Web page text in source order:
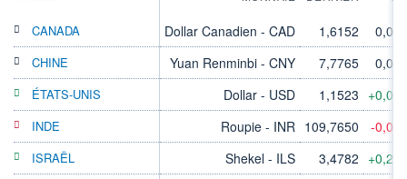
CANADA Dollar Canadien - CAD 1,6152
CHINE Yuan Renminbi - CNY 7,7765
ÉTATS-UNIS Dollar - USD 1,1523
INDE Roupie - INR 109,7650 -
ISRAËL Shekel - ILS 3,4782